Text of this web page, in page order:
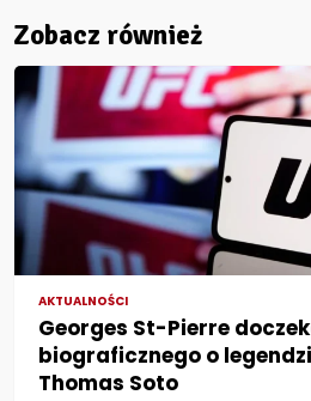
Zobacz również
AKTUALNOŚCI
Georges St-Pierre
biograficznego o
Thomas Soto